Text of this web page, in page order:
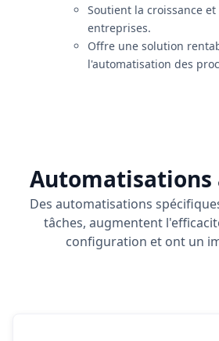
Soutient la croissance
entreprises.
Offre une solution
l'automatisation des
Automatisations
Des automatisations
tâches, augmentent
configuration et ont un